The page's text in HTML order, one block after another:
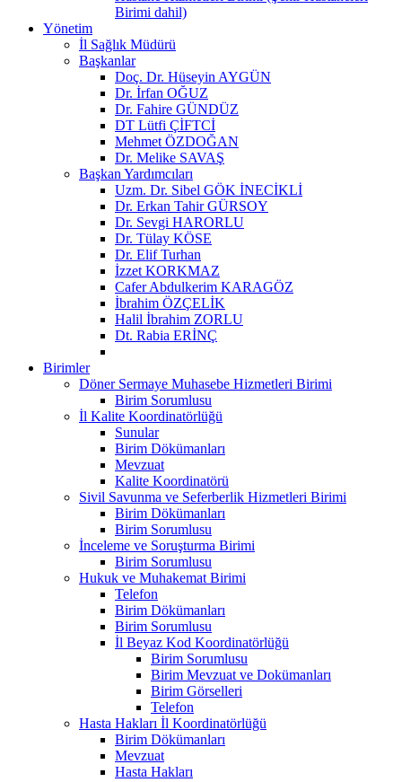
Birimi dahil)
Yönetim
İl Sağlık Müdürü
Başkanlar
Doç. Dr. Hüseyin AYGÜN
Dr. İrfan OĞUZ
Dr. Fahire GÜNDÜZ
DT Lütfi ÇİFTCİ
Mehmet ÖZDOĞAN
Dr. Melike SAVAŞ
Başkan Yardımcıları
Uzm. Dr. Sibel GÖK İNECİKLİ
Dr. Erkan Tahir GÜRSOY
Dr. Sevgi HARORLU
Dr. Tülay KÖSE
Dr. Elif Turhan
İzzet KORKMAZ
Cafer Abdulkerim KARAGÖZ
İbrahim ÖZÇELİK
Halil İbrahim ZORLU
Dt. Rabia ERİNÇ
Birimler
Döner Sermaye Muhasebe Hizmetleri Birimi
Birim Sorumlusu
İl Kalite Koordinatörlüğü
Sunular
Birim Dökümanları
Mevzuat
Kalite Koordinatörü
Sivil Savunma ve Seferberlik Hizmetleri Birimi
Birim Dökümanları
Birim Sorumlusu
İnceleme ve Soruşturma Birimi
Birim Sorumlusu
Hukuk ve Muhakemat Birimi
Telefon
Birim Dökümanları
Birim Sorumlusu
İl Beyaz Kod Koordinatörlüğü
Birim Sorumlusu
Birim Mevzuat ve Dokümanları
Birim Görselleri
Telefon
Hasta Hakları İl Koordinatörlüğü
Birim Dökümanları
Mevzuat
Hasta Hakları